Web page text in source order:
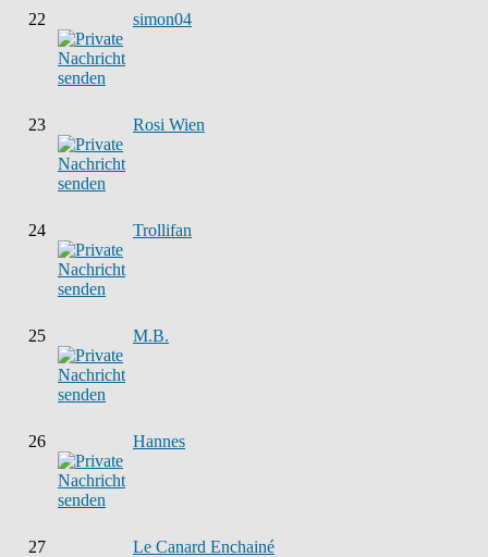
22 simon04
23 Rosi Wien
24 Trollifan
25 M.B.
26 Hannes
27 Le Canard Enchainé